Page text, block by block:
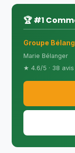
🏆 #1
Groupe
Marie Bélanger
★ 4.6/5 · 38 avis